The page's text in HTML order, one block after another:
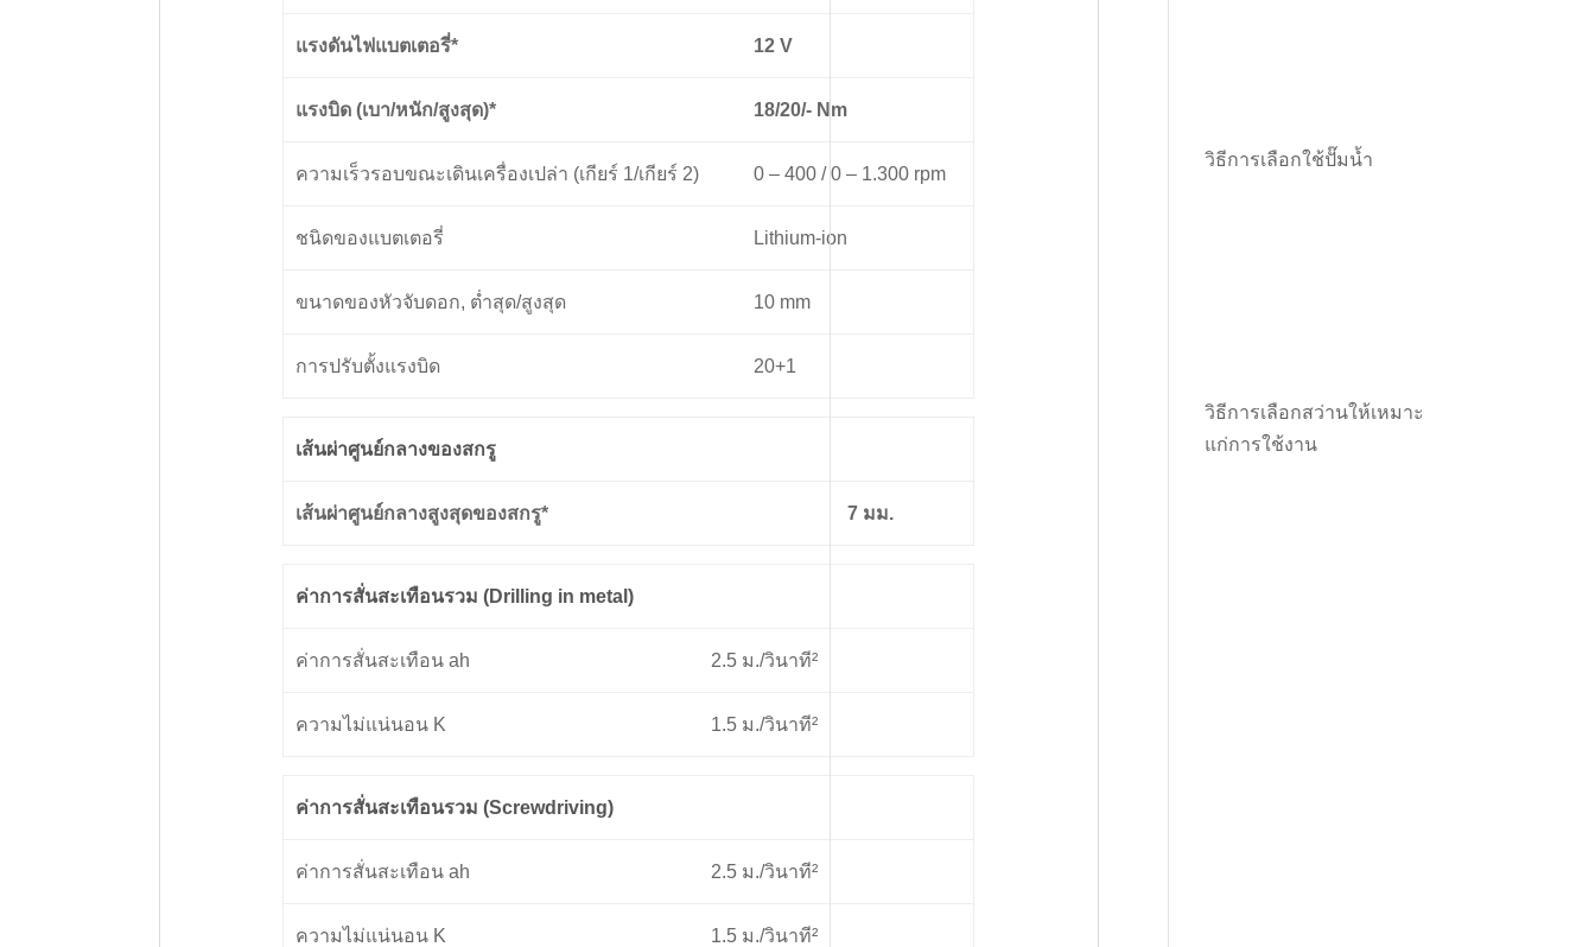
แรงดันไฟแบตเตอรี่* 12 V
แรงบิด (เบา/หนัก/สูงสุด)* 18/20/- Nm
ความเร็วรอบขณะเดินเครื่องเปล่า (เกียร์ 1/เกียร์ 2) 0 – 400 / 0 – 1.300 rpm
ชนิดของแบตเตอรี่ Lithium-ion
ขนาดของหัวจับดอก, ต่ำสุด/สูงสุด 10 mm
การปรับตั้งแรงบิด 20+1
เส้นผ่าศูนย์กลางของสกรู
เส้นผ่าศูนย์กลางสูงสุดของสกรู* 7 มม.
ค่าการสั่นสะเทือนรวม (Drilling in metal)
ค่าการสั่นสะเทือน ah 2.5 ม./วินาที²
ความไม่แน่นอน K 1.5 ม./วินาที²
ค่าการสั่นสะเทือนรวม (Screwdriving)
ค่าการสั่นสะเทือน ah 2.5 ม./วินาที²
ความไม่แน่นอน K 1.5 ม./วินาที²
วิธีการเลือกใช้ปั๊มน้ำ
วิธีการเลือกสว่านให้เหมาะ
แก่การใช้งาน